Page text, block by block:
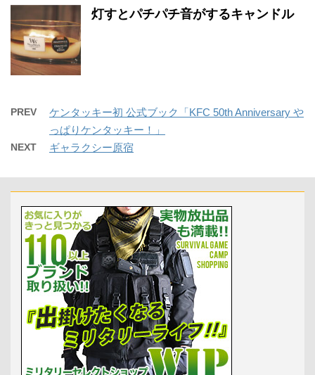
灯すとパチパチ音がするキャンドル
PREV
ケンタッキー初 公式ブック「KFC 50th Anniversary や
っぱりケンタッキー！」
NEXT ギャラクシー原宿